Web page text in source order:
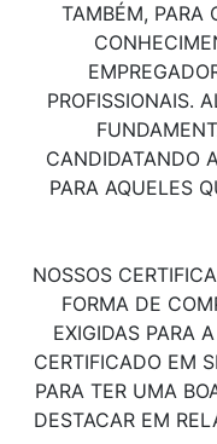
TAMBÉM, PARA
PROFISSIONAIS.
CANDIDATANDO
PARA AQUELES
NOSSOS
FORMA DE
EXIGIDAS PARA
CERTIFICADO EM
PARA TER UMA
DESTACAR EM